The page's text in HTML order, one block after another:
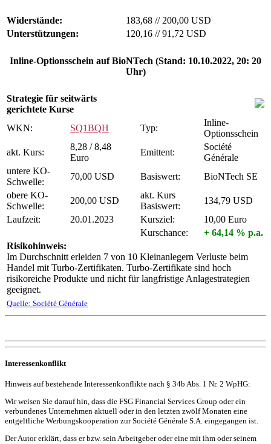
Widerstände: 183,68 //200,00 USD
Unterstützungen:
120,16 //91,72 USD
Inline-Optionsschein auf BioNTech (Stand: 10.10.2022, 20: 20
Uhr)
Strategie für seitwärts
gerichtete Kurse
WKN:
SQ1BQH Typ:
Inline-
Optionsschein
akt. Kurs:
8,28 / 8,48
Euro
Emittent:
Société
Générale
untere KO-
Schwelle:
70,00 USD Basiswert:
BioNTech SE
obere KO-
Schwelle:
200,00 USD
akt. Kurs
Basiswert:
134,79 USD
Laufzeit:
20.01.2023 Kursziel:
10,00 Euro
Kurschance:
+ 64,14 % p.a.
Risikohinweis:
Im Durchschnitt erleiden 7 von 10 Kleinanlegern Verluste beim
Handel mit Turbo-Zertifikaten. Turbo-Zertifikate sind hoch
risikoreiche Produkte und nicht für langfristige Anlagestrategien
geeignet.
Quelle: Société Générale
Interessenkonflikt
Hinweis auf bestehende Interessenkonflikte nach § 34b Abs. 1 Nr. 2 WpHG:
Wir weisen Sie darauf hin, dass die FSG Financial Services Group oder ein
verbundenes Unternehmen aktuell oder in den letzten zwölf Monaten eine
entgeltliche Werbungskooperation zur Société Générale S.A. eingegangen ist.
Der Autor erklärt, dass er bzw. sein Arbeitgeber oder eine mit ihm oder seinem